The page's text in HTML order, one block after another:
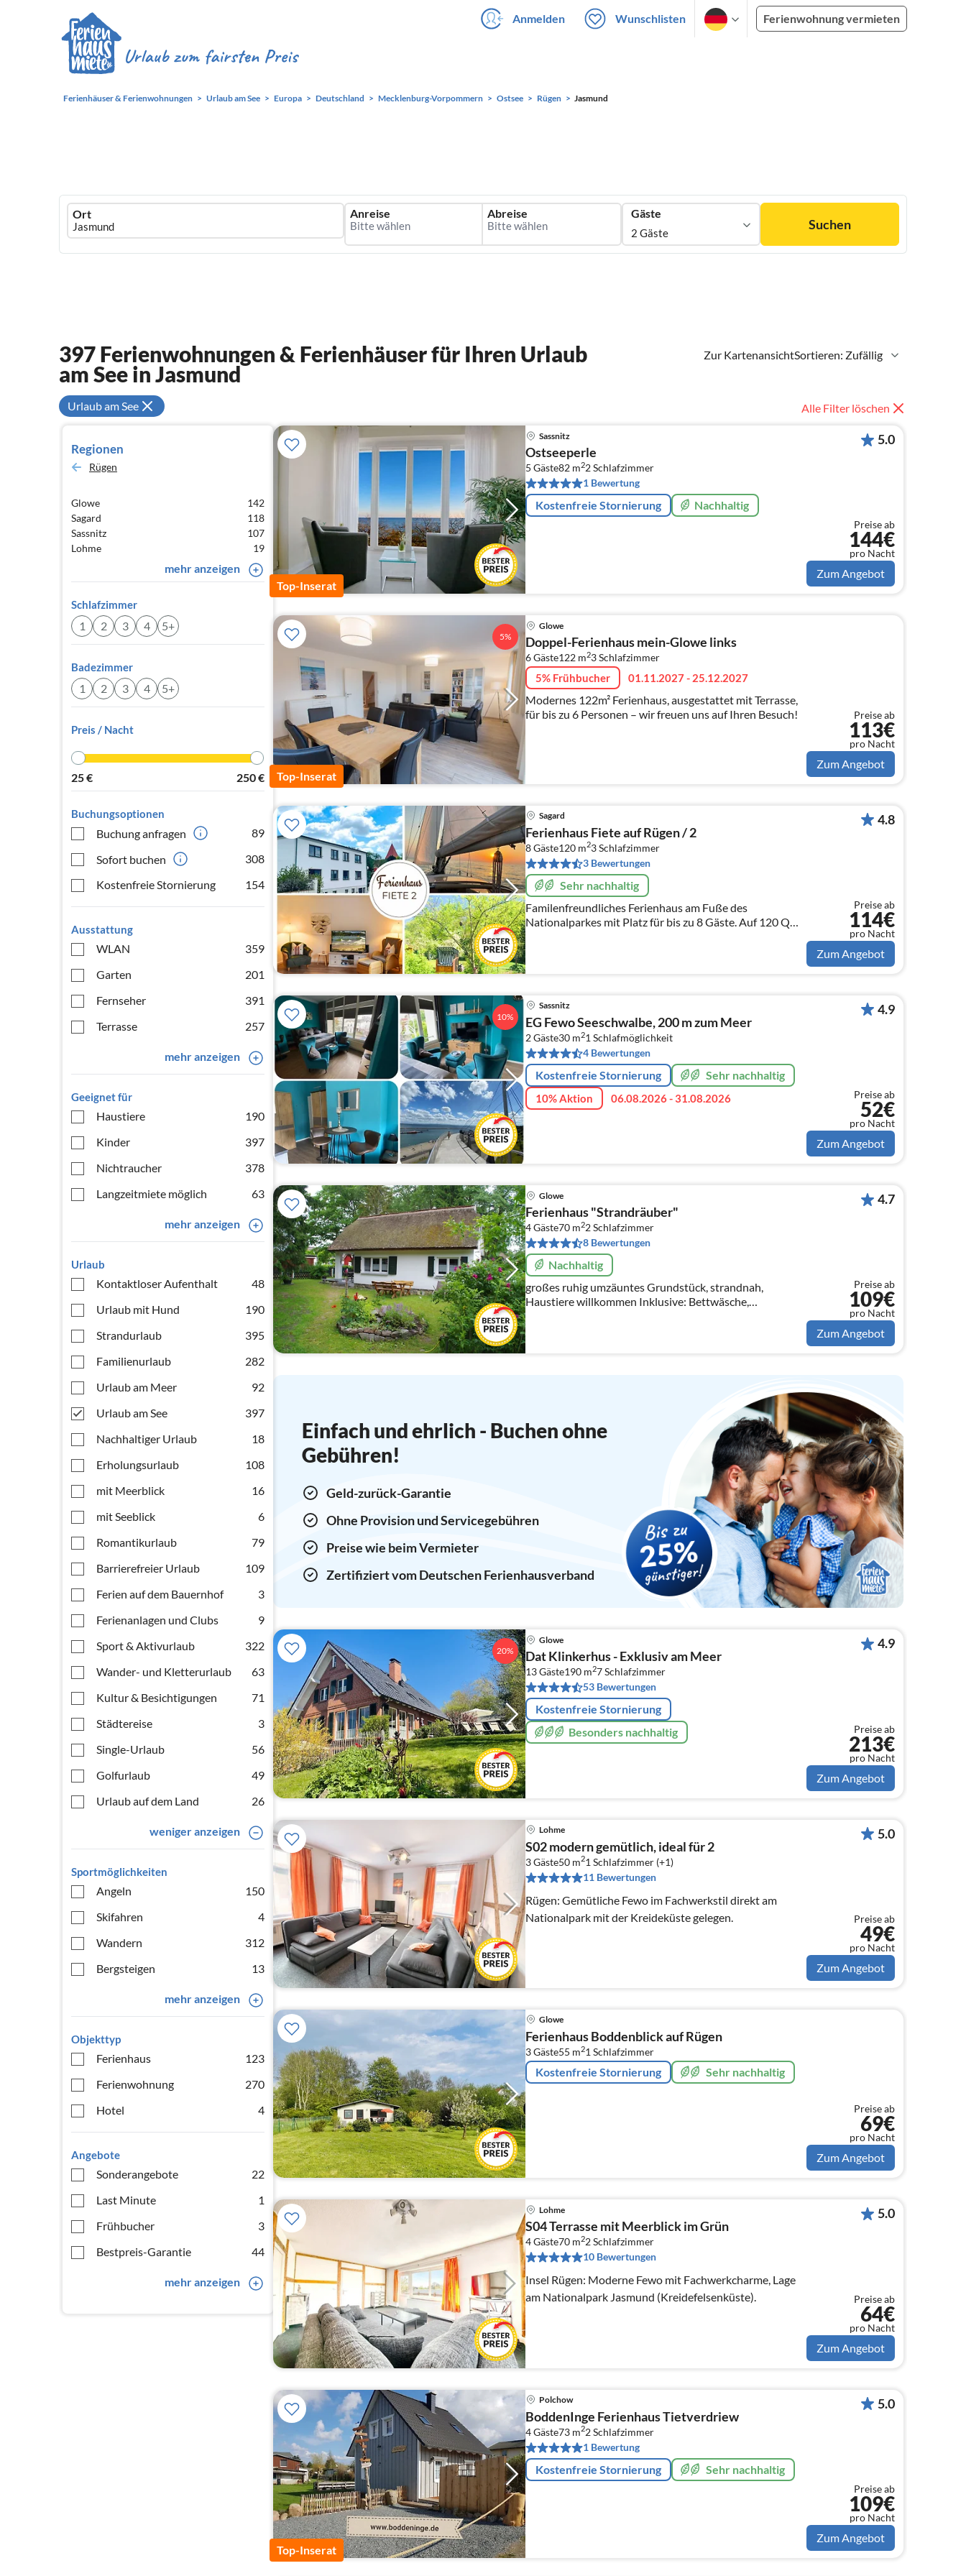
Anmelden Wunschlisten Ferienwohnung vermieten
Ferienhäuser & Ferienwohnungen Urlaub am See Europa Deutschland Mecklenburg-Vorpommern Ostsee Rügen Jasmund
Ferienhausmiete
logo
Ort Anreise Abreise Gäste
2 Gäste
Suchen
Zur KartenansichtSortieren: Zufällig
397 Ferienwohnungen & Ferienhäuser für Ihren Urlaub
am See in Jasmund
Urlaub am See Alle Filter löschen
Regionen
Rügen
Glowe
142
Sagard
118
Sassnitz
107
Lohme
19
mehr anzeigen
Schlafzimmer
1 2 3 4 5+
Badezimmer
1 2 3 4 5+
Preis / Nacht
25€ 250€
Buchungsoptionen
Buchung anfragen
89
Sofort buchen
308
Kostenfreie Stornierung
154
Ausstattung
WLAN
359
Garten
201
Fernseher
391
Terrasse
257
mehr anzeigen
Geeignet für
Haustiere
190
Kinder
397
Nichtraucher
378
Langzeitmiete möglich
63
mehr anzeigen
Urlaub
Kontaktloser Aufenthalt
48
Urlaub mit Hund
190
Strandurlaub
395
Familienurlaub
282
Urlaub am Meer
92
Urlaub am See
397
Nachhaltiger Urlaub
18
Erholungsurlaub
108
mit Meerblick
16
mit Seeblick
6
Romantikurlaub
79
Barrierefreier Urlaub
109
Ferien auf dem Bauernhof
3
Ferienanlagen und Clubs
9
Sport & Aktivurlaub
322
Wander- und Kletterurlaub
63
Kultur & Besichtigungen
71
Städtereise
3
Single-Urlaub
56
Golfurlaub
49
Urlaub auf dem Land
26
weniger anzeigen
Sportmöglichkeiten
Angeln
150
Skifahren
4
Wandern
312
Bergsteigen
13
mehr anzeigen
Objekttyp
Ferienhaus
123
Ferienwohnung
270
Hotel
4
Angebote
Sonderangebote
22
Last Minute
1
Frühbucher
3
Bestpreis-Garantie
44
mehr anzeigen
Top-Inserat
Sassnitz
Ostseeperle
5 Gäste82 m22Schlafzimmer
1 Bewertung
Kostenfreie Stornierung Nachhaltig
5.0
Preise ab
144€
pro Nacht
Zum Angebot
Top-Inserat
5%
Glowe
Doppel-Ferienhaus mein-Glowe links
6 Gäste122 m23Schlafzimmer
5% Frühbucher 01.11.2027 - 25.12.2027
Modernes 122m² Ferienhaus, ausgestattet mit Terrasse,
für bis zu 6 Personen – wir freuen uns auf Ihren Besuch!
Preise ab
113€
pro Nacht
Zum Angebot
Sagard
Ferienhaus Fiete auf Rügen / 2
8 Gäste120 m23Schlafzimmer
3 Bewertungen
Sehr nachhaltig
Familenfreundliches Ferienhaus am Fuße des
Nationalparkes mit Platz für bis zu 8 Gäste. Auf 120 QM
bieten sich Ihnen ideale Bedingungen für einen
erholsamen Urlaub.
4.8
Preise ab
114€
pro Nacht
Zum Angebot
10%
Sassnitz
EG Fewo Seeschwalbe, 200 m zum Meer
2 Gäste30 m21 Schlafmöglichkeit
4 Bewertungen
Kostenfreie Stornierung Sehr nachhaltig
10% Aktion 06.08.2026 - 31.08.2026
4.9
Preise ab
52€
pro Nacht
Zum Angebot
Glowe
Ferienhaus "Strandräuber"
4 Gäste70 m22Schlafzimmer
8 Bewertungen
Nachhaltig
großes ruhig umzäuntes Grundstück, strandnah,
Haustiere willkommen Inklusive: Bettwäsche,
Endreinigung, Buchungsgebühr, Internet, Strom, Wasser,
Heizung, 2 Fahrräder, Stellplatz
4.7
Preise ab
109€
pro Nacht
Zum Angebot
Einfach und ehrlich - Buchen ohne
Gebühren!
Geld-zurück-Garantie
Ohne Provision und Servicegebühren
Preise wie beim Vermieter
Zertifiziert vom Deutschen Ferienhausverband
20%
Glowe
Dat Klinkerhus - Exklusiv am Meer
13 Gäste190 m27Schlafzimmer
53 Bewertungen
Kostenfreie Stornierung
Besonders nachhaltig
4.9
Preise ab
213€
pro Nacht
Zum Angebot
Lohme
S02 modern gemütlich, ideal für 2
3 Gäste50 m21 Schlafzimmer (+1)
11 Bewertungen
Rügen: Gemütliche Fewo im Fachwerkstil direkt am
Nationalpark mit der Kreideküste gelegen.
5.0
Preise ab
49€
pro Nacht
Zum Angebot
Glowe
Ferienhaus Boddenblick auf Rügen
3 Gäste55 m21 Schlafzimmer
Kostenfreie Stornierung Sehr nachhaltig
Preise ab
69€
pro Nacht
Zum Angebot
Lohme
S04 Terrasse mit Meerblick im Grün
4 Gäste70 m22Schlafzimmer
10 Bewertungen
Insel Rügen: Moderne Fewo mit Fachwerkcharme, Lage
am Nationalpark Jasmund (Kreidefelsenküste).
5.0
Preise ab
64€
pro Nacht
Zum Angebot
Top-Inserat
Polchow
BoddenInge Ferienhaus Tietverdriew
4 Gäste73 m22Schlafzimmer
1 Bewertung
Kostenfreie Stornierung Sehr nachhaltig
5.0
Preise ab
109€
pro Nacht
Zum Angebot